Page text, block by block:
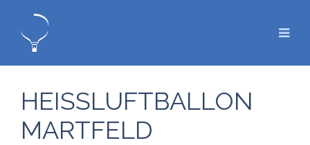
HEISSLUFTBALLON M
ARTFELD